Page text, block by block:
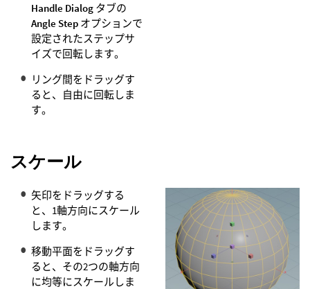
Handle Dialog タブの
Angle Step オプションで
設定されたステップサ
イズで回転します。
リング間をドラッグす
ると、自由に回転しま
す。
スケール
矢印をドラッグする
と、1軸方向にスケール
します。
移動平面をドラッグす
ると、その2つの軸方向
に均等にスケールしま